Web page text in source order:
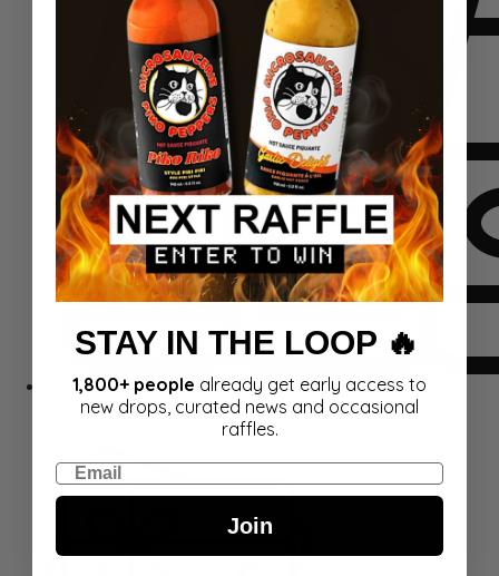
Komplekti
STAY IN THE LOOP 🔥
1,800+ people already get early access to
new drops, curated news and occasional
raffles.
Email
Join